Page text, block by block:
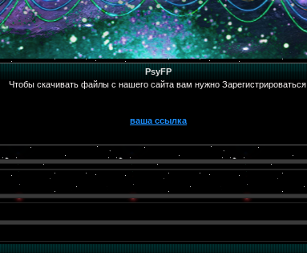
PsyFP
Чтобы скачивать файлы с нашего сайта вам нужно Зарегистрироваться.
ваша ссылка